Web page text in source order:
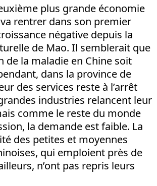
plus grande économie
rentrer dans son premier
négative depuis la
de Mao. Il semblerait que
de la maladie en Chine soit
dans la province de
des services reste à l’arrêt
industries relancent leur
comme le reste du monde
la demande est faible. La
des petites et moyennes
qui emploient près de
n’ont pas repris leurs